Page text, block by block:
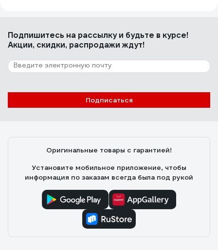
Подпишитесь на рассылкуи будьте в курсе!
Акции, скидки, распродажи ждут!
Подписаться
Оригинальные товары с гарантией!
Установите мобильное приложение, чтобы
информация по заказам всегда была под рукой